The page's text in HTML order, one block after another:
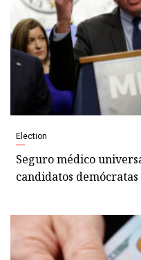
Election
Seguro médico
candidatos